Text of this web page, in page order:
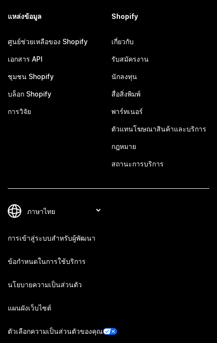
แหล่งข้อมูล
ศูนย์ช่วยเหลือของ Shopify
เอกสาร API
ชุมชน Shopify
บล็อก Shopify
การวิจัย
Shopify
เกี่ยวกับ
รับสมัครงาน
นักลงทุน
สื่อสิ่งพิมพ์
พาร์ทเนอร์
ตัวแทนโฆษณาสินค้าและบริการ
กฎหมาย
สถานะการบริการ
การเข้าสู่ระบบสำหรับผู้พัฒนา
ข้อกำหนดในการใช้บริการ
นโยบายความเป็นส่วนตัว
แผนผังเว็บไซต์
ตัวเลือกความเป็นส่วนตัวของคุณ